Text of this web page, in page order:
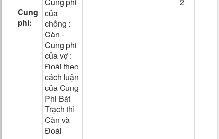
Cung
phi:
của
chồng :
Càn -
Cung phi
của vợ :
Đoài theo
cách luận
của Cung
Phi Bát
Trạch thì
Càn và
Đoài